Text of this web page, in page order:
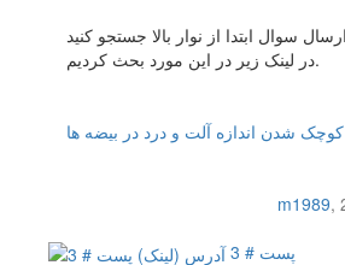
در لینک زیر در این مورد بحث کردیم.
کوچک شدن اندازه آلت و درد در بیضه ها
m1989,
پست # 3